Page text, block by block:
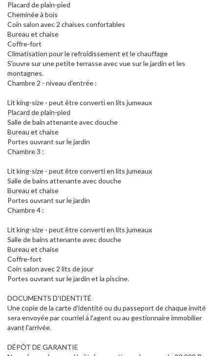
Placard de plain-pied
Cheminée à bois
Coin salon avec 2 chaises confortables
Bureau et chaise
Coffre-fort
Climatisation pour le refroidissement et le chauffage
S'ouvre sur une petite terrasse avec vue sur le jardin et les
montagnes.
Chambre 2 - niveau d'entrée :
Lit king-size - peut être converti en lits jumeaux
Placard de plain-pied
Salle de bain attenante avec douche
Bureau et chaise
Portes ouvrant sur le jardin
Chambre 3 :
Lit king-size - peut être converti en lits jumeaux
Salle de bains attenante avec douche
Bureau et chaise
Portes ouvrant sur le jardin
Chambre 4 :
Lit king-size - peut être converti en lits jumeaux
Salle de bains attenante avec douche
Bureau et chaise
Coffre-fort
Coin salon avec 2 lits de jour
Portes ouvrant sur le jardin et la piscine.
DOCUMENTS D'IDENTITÉ
Une copie de la carte d'identité ou du passeport de chaque invité
sera envoyée par courriel à l'agent ou au gestionnaire immobilier
avant l'arrivée.
DÉPÔT DE GARANTIE